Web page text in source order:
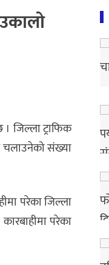
जिल्ला ट्राफिक
चलाउनेको संख्या
परेका जिल्ला
परेका